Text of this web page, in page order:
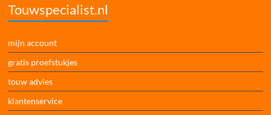
Touwspecialist.nl
mijn account
gratis proefstukjes
touw advies
klantenservice